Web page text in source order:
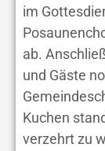
im
ab.
und Gäste
Kuchen
verzehrt zu